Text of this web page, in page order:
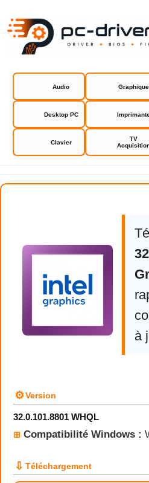
Audio Graphique
Desktop PC
Clavier
TV
Intel
à
⚙Version
32.0.101.8801 WHQL
⊞ Compatibilité Windows :
⇩ Téléchargement